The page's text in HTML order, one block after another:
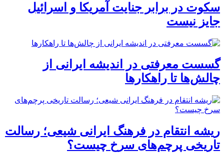
سکوت در برابر جنایت آمریکا و اسرائیل
جایز نیست
گسست معرفتی در اندیشه ایرانی از
چالش‌ها تا راهکارها
ریشه انتقام در فرهنگ ایرانی شیعی؛ رسالت
تاریخی پرچم‌های سرخ چیست؟